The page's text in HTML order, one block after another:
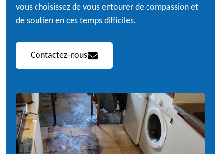
vous choisissez de vous entourer de compassion et
de soutien en ces temps difficiles.
Contactez-nous